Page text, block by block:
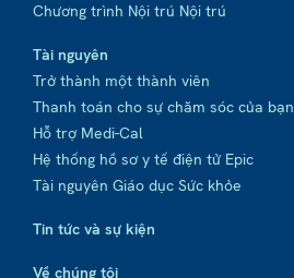
Chương trình Nội trú Nội trú
Tài nguyên
Trở thành một thành viên
Thanh toán cho sự chăm sóc của bạn
Hỗ trợ Medi-Cal
Hệ thống hồ sơ y tế điện tử Epic
Tài nguyên Giáo dục Sức khỏe
Tin tức và sự kiện
Về chúng tôi